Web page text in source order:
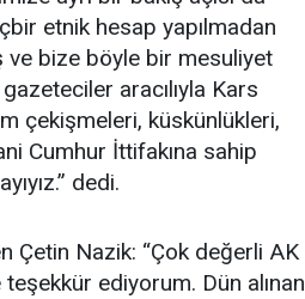
etnik hesap yapılmadan
ve bize böyle bir mesuliyet
aracılıyla Kars
çekişmeleri, küskünlükleri,
Cumhur İttifakına sahip
dedi.
Çetin Nazik: “Çok değerli AK
ediyorum. Dün alınan